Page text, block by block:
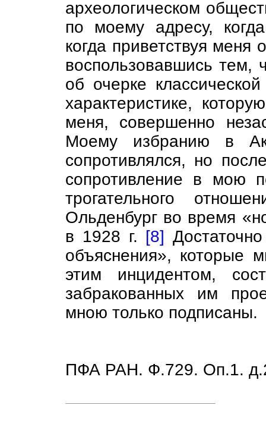
археологическом
по моему адресу,
когда приветствуя
воспользовавшись тем,
об очерке
характеристике,
меня, совершенно
Моему избранию в
сопротивлялся, но
сопротивление в мою
трогательного
Ольденбург во время
в 1928 г. [8]
объяснения», которые
этим инцидентом,
забракованных им
мною только подписаны.
ПФА РАН. Ф.729. Оп.1.